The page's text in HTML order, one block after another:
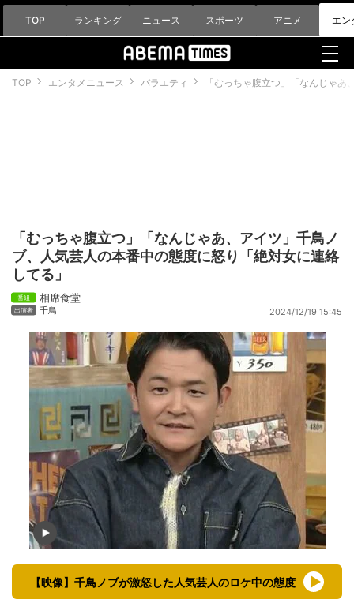
TOP ランキング ニュース スポーツ アニメ エン
TOP エンタメニュース バラエティ 「むっちゃ腹立つ」「なんじゃ
「むっちゃ腹立つ」「なんじゃあ、アイツ」千鳥ノ
ブ、人気芸人の本番中の態度に怒り「絶対女に連絡
してる」
相席食堂
千鳥 2024/12/19 15:45
【映像】千鳥ノブが激怒した人気芸人のロケ中の態度